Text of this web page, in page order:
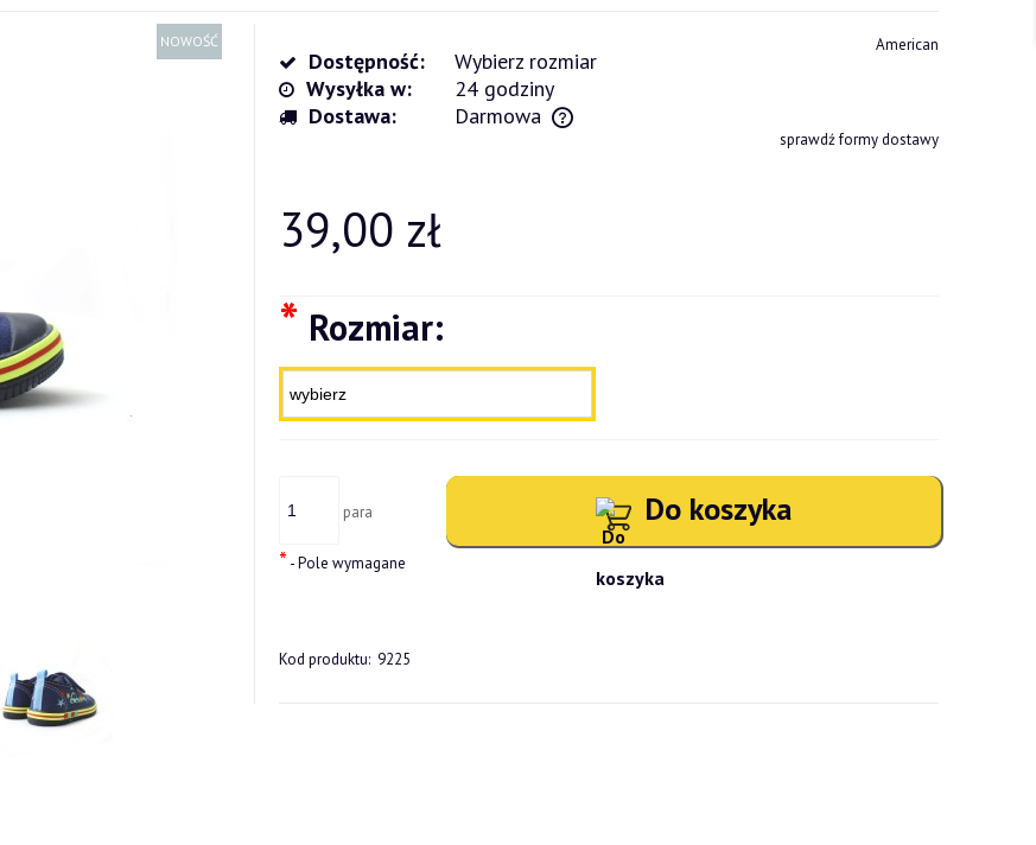
NOWOŚĆ
Dostępność:
Wybierz rozmiar
Wysyłka w:
24 godziny
Dostawa:
Darmowa
sprawdź formy dostawy
39,00 zł
* Rozmiar:
para Do koszyka
* - Pole wymagane
American
Kod produktu: 9225